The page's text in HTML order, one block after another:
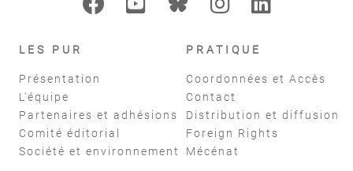
LES PUR
Présentation
L'équipe
Partenaires et adhésions
Comité éditorial
Société et environnement
PRATIQUE
Coordonnées et Accès
Contact
Distribution et diffusion
Foreign Rights
Mécénat